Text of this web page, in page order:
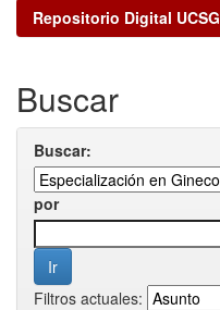
Repositorio Digital UCSG
Buscar
Buscar:
por
Filtros actuales: